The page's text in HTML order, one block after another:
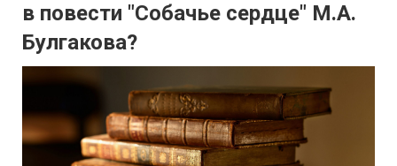
в повести "Собачье сердце" М.А.
Булгакова?